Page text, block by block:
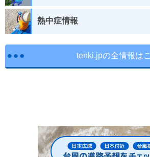
熱中症情報
tenki.jpの全情報は